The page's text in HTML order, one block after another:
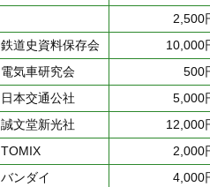
2,500
鉄道史資料保存会
10,000
電気車研究会
500
日本交通公社
5,000
誠文堂新光社
12,000
TOMIX
2,000
バンダイ
4,000